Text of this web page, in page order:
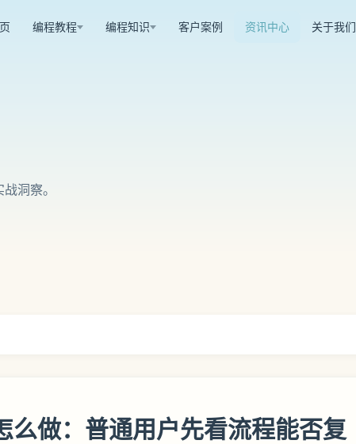
编程教程 编程知识 客户案例 资讯中心 关于我们
洞察。
么做：普通用户先看流程能否复